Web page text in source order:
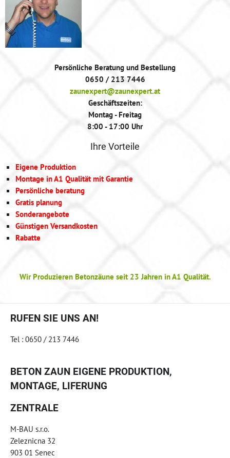
Persönliche Beratung und Bestellung
0650 / 213 7446
zaunexpert@zaunexpert.at
Geschäftszeiten:
Montag - Freitag
8:00 - 17:00 Uhr
Ihre Vorteile
Eigene Produktion
Montage in A1 Qualität mit Garantie
Persönliche beratung
Gratis planung
Sonderangebote
Günstigen Versandkosten
Rabatte
Wir Produzieren Betonzäune seit 23 Jahren in A1 Qualität.
RUFEN SIE UNS AN!
Tel : 0650 / 213 7446
BETON ZAUN EIGENE PRODUKTION,
MONTAGE, LIFERUNG
ZENTRALE
M-BAU s.r.o.
Zeleznicna 32
903 01 Senec